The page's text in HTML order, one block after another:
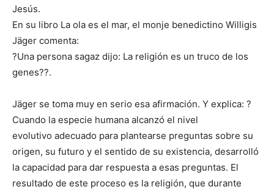
Jesús.
En su libro La ola es el mar, el monje benedictino Willigis
Jäger comenta:
?Una persona sagaz dijo: La religión es un truco de los
genes??.
Jäger se toma muy en serio esa afirmación. Y explica: ?
Cuando la especie humana alcanzó el nivel
evolutivo adecuado para plantearse preguntas sobre su
origen, su futuro y el sentido de su existencia, desarrolló
la capacidad para dar respuesta a esas preguntas. El
resultado de este proceso es la religión, que durante